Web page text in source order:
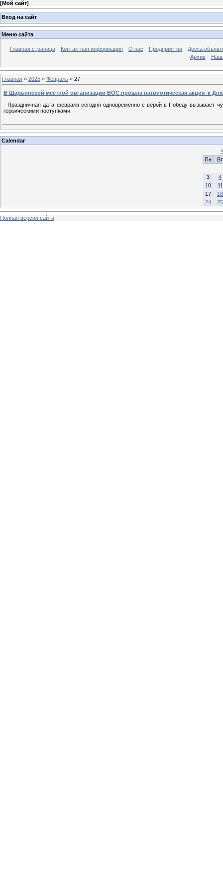
[Мой сайт]
Вход на сайт
Меню сайта
Главная страница Контактная информация О нас Предприятия
Доска
Архив
Главная » 2025 » Февраль » 27
В Шарьинской местной организации ВОС прошла патриотическая акция к
Праздничная дата февраля сегодня одновременно с верой в Победу вызывает
героическими поступками.
Calendar
«
Пн
Вт
3
4
10
11
17
18
24
25
Полная версия сайта